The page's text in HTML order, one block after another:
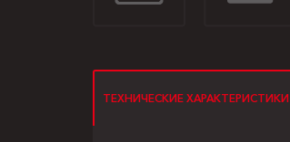
ТЕХНИЧЕСКИЕ ХАРАКТЕРИСТИКИ